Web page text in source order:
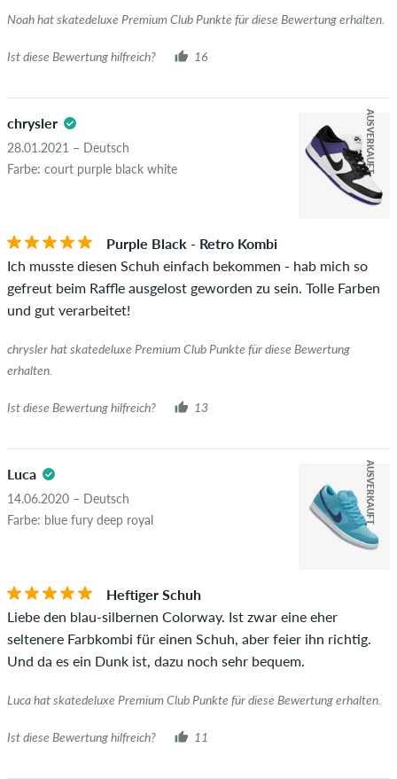
überprüft. Bei Bewertungen ohne grünen Haken, können wir
wirklich besitzen oder besessen haben.
Noah hat skatedeluxe Premium Club Punkte für diese Bewertung erhalten.
Ist diese Bewertung hilfreich? 16
chrysler
28.01.2021 – Deutsch
Farbe: court purple black white
AUSVERKAUFT
Purple Black - Retro Kombi
Ich musste diesen Schuh einfach bekommen - hab mich so
gefreut beim Raffle ausgelost geworden zu sein. Tolle Farben
und gut verarbeitet!
chrysler hat skatedeluxe Premium Club Punkte für diese Bewertung
erhalten.
Ist diese Bewertung hilfreich? 13
Luca
14.06.2020 – Deutsch
Farbe: blue fury deep royal
AUSVERKAUFT
Heftiger Schuh
Liebe den blau-silbernen Colorway. Ist zwar eine eher
seltenere Farbkombi für einen Schuh, aber feier ihn richtig.
Und da es ein Dunk ist, dazu noch sehr bequem.
Luca hat skatedeluxe Premium Club Punkte für diese Bewertung erhalten.
Ist diese Bewertung hilfreich? 11